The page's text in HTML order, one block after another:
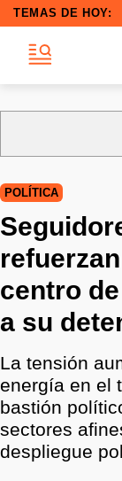
TEMAS DE HOY:
POLÍTICA
centro
a su
La tensión
energía en el
bastión
sectores
despliegue